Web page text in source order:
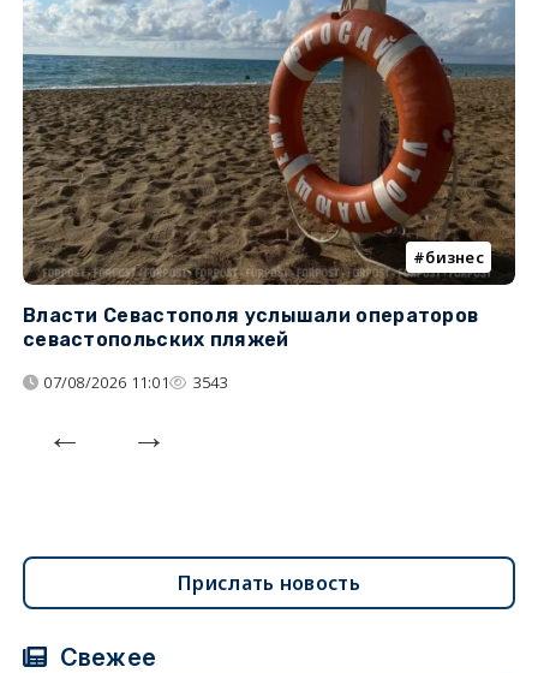
бизнес
Власти Севастополя услышали операторов
севастопольских пляжей
07/08/2026 11:01 3543
Прислать новость
Свежее